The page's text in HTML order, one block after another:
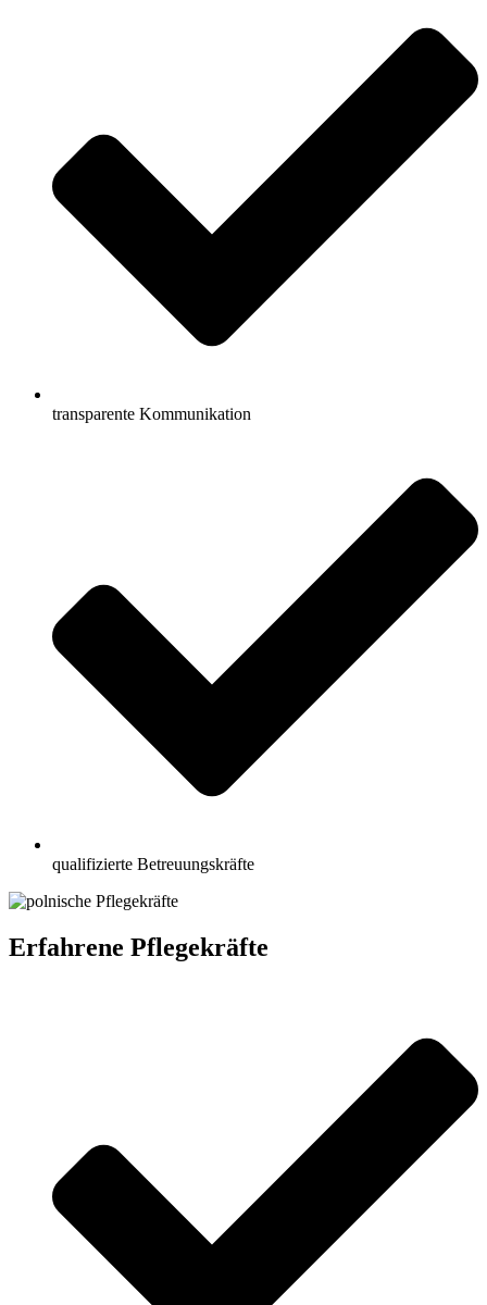
transparente Kommunikation
qualifizierte Betreuungskräfte
Erfahrene Pflegekräfte